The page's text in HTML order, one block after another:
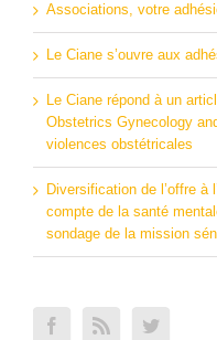
Associations, votre
Le Ciane s’ouvre aux
Le Ciane répond à un
Obstetrics Gynecology
violences obstétricales
Diversification de l’offre à
compte de la santé
sondage de la mission